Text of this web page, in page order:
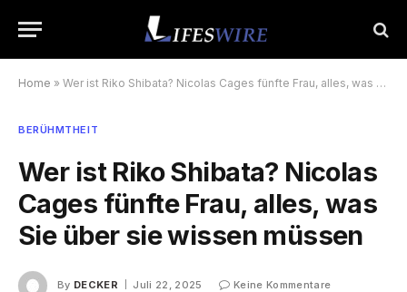
Home » Wer ist Riko Shibata? Nicolas Cages fünfte Frau, alles, was Sie über sie wissen müssen
BERÜHMTHEIT
Wer ist Riko Shibata? Nicolas
Cages fünfte Frau, alles, was
Sie über sie wissen müssen
By DECKER Juli 22, 2025
Keine Kommentare